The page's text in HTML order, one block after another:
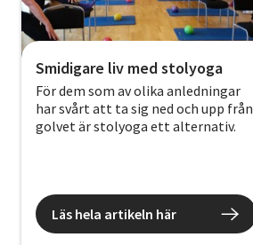
Smidigare liv med stolyoga
För dem som av olika anledningar
har svårt att ta sig ned och upp från
golvet är stolyoga ett alternativ.
Läs hela artikeln här